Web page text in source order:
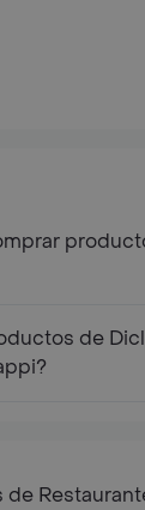
de
de